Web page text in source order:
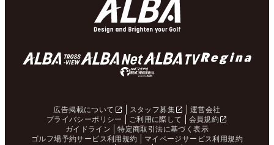
広告掲載について スタッフ募集
運営会社
プライバシーポリシー
ご利用に際して
会員規約
ガイドライン
特定商取引法に基づく表示
ゴルフ場予約サービス利用規約
マイページサービス利用規約